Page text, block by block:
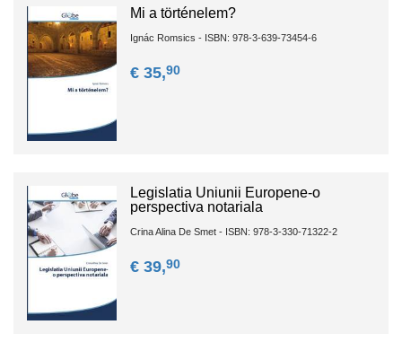
Mi a történelem?
Ignác Romsics - ISBN: 978-3-639-73454-6
€ 35,90
Legislatia Uniunii Europene-o
perspectiva notariala
Crina Alina De Smet - ISBN: 978-3-330-71322-2
€ 39,90